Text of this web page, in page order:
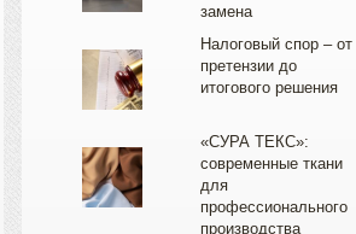
замена
Налоговый спор – от
претензии до
итогового решения
«СУРА ТЕКС»:
современные ткани
для
профессионального
производства